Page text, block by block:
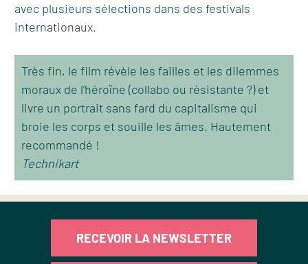
avec plusieurs sélections dans des festivals
internationaux.
Très fin, le film révèle les failles et les dilemmes
moraux de l’héroïne (collabo ou résistante ?) et
livre un portrait sans fard du capitalisme qui
broie les corps et souille les âmes. Hautement
recommandé !
Technikart
RECEVOIR LA NEWSLETTER